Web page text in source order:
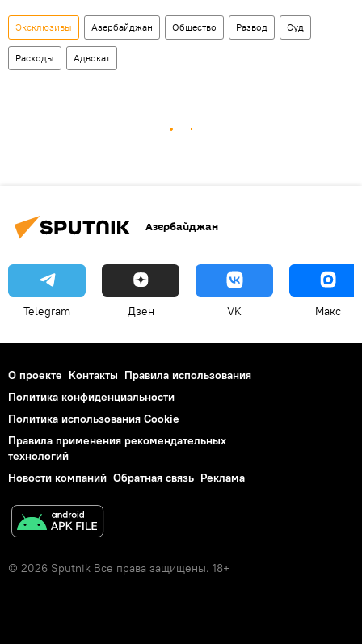
Эксклюзивы Азербайджан Общество Развод Суд
Расходы Адвокат
Азербайджан
Telegram Дзен VK Макс
О проекте Контакты Правила использования
Политика конфиденциальности
Политика использования Cookie
Правила применения рекомендательных
технологий
Новости компаний Обратная связь Реклама
© 2026 Sputnik Все права защищены. 18+